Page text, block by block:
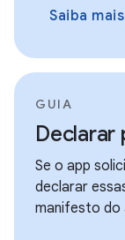
Saiba mais
GUIA
Declarar
Se o app
declarar
manifesto do